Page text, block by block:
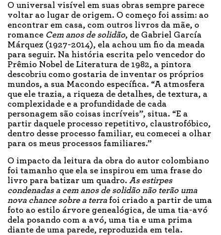
O universal visível em suas obras sempre parece
voltar ao lugar de origem. O começo foi assim: ao
encontrar em casa, com outros livros da mãe, o
romance Cem anos de solidão, de Gabriel García
Márquez (1927-2014), ela achou um fio da meada
para seguir. Na história escrita pelo vencedor do
Prêmio Nobel de Literatura de 1982, a pintora
descobriu como gostaria de inventar os próprios
mundos, a sua Macondo específica. “A atmosfera
que ele trazia, a riqueza de detalhes, de textura, a
complexidade e a profundidade de cada
personagem são coisas incríveis”, situa. “E a
partir daquele processo repetitivo, claustrofóbico,
dentro desse processo familiar, eu comecei a olhar
para os meus processos familiares.”
O impacto da leitura da obra do autor colombiano
foi tamanho que ela se inspirou em uma frase do
livro para batizar um quadro. As estirpes
condenadas a cem anos de solidão não terão uma
nova chance sobre a terra foi criado a partir de uma
foto ao estilo árvore genealógica, de uma tia-avó
dela posando com a avó, uma tia e uma prima
diante de uma parede, reproduzida em tela.